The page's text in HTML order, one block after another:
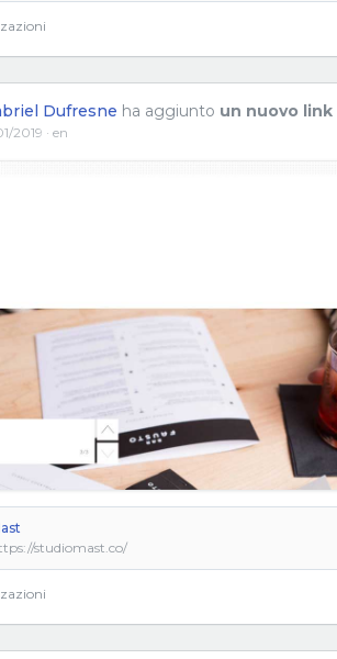
Dufresne ha aggiunto un nuovo link
2019 · en
studiomast.co/